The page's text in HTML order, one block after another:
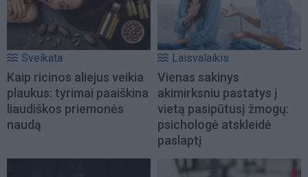
Sveikata
Kaip ricinos aliejus veikia
plaukus: tyrimai paaiškina
liaudiškos priemonės
naudą
Laisvalaikis
Vienas sakinys
akimirksniu pastatys į
vietą pasipūtusį žmogų:
psichologė atskleidė
paslaptį